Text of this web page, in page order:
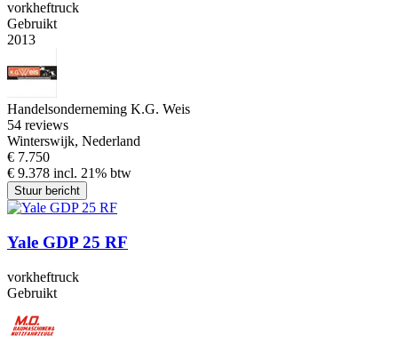
vorkheftruck
Gebruikt
2013
Handelsonderneming K.G. Weis
54 reviews
Winterswijk, Nederland
€ 7.750
€ 9.378 incl. 21% btw
Stuur bericht
Yale GDP 25 RF
vorkheftruck
Gebruikt